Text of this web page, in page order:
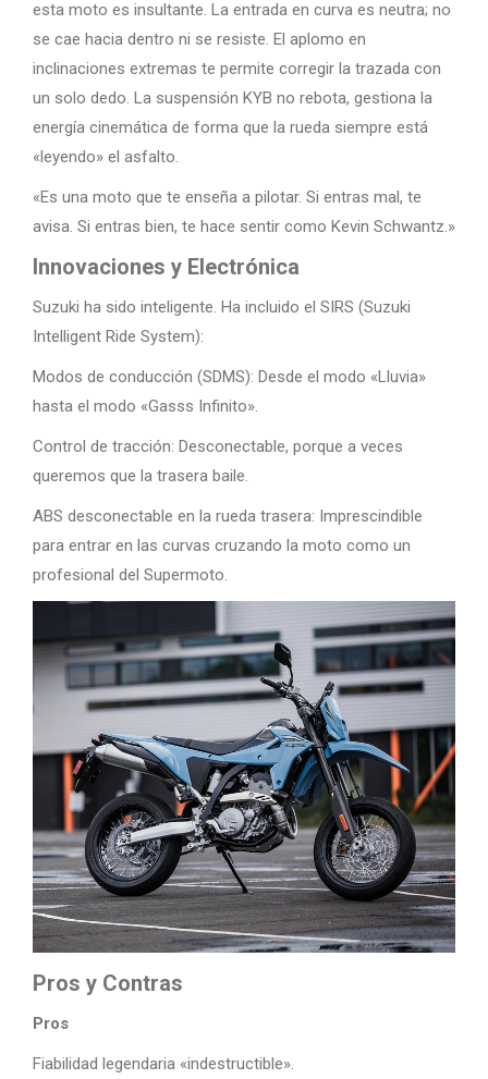
esta moto es insultante. La entrada en curva es neutra; no
se cae hacia dentro ni se resiste. El aplomo en
inclinaciones extremas te permite corregir la trazada con
un solo dedo. La suspensión KYB no rebota, gestiona la
energía cinemática de forma que la rueda siempre está
«leyendo» el asfalto.
«Es una moto que te enseña a pilotar. Si entras mal, te
avisa. Si entras bien, te hace sentir como Kevin Schwantz.»
Innovaciones y Electrónica
Suzuki ha sido inteligente. Ha incluido el SIRS (Suzuki
Intelligent Ride System):
Modos de conducción (SDMS): Desde el modo «Lluvia»
hasta el modo «Gasss Infinito».
Control de tracción: Desconectable, porque a veces
queremos que la trasera baile.
ABS desconectable en la rueda trasera: Imprescindible
para entrar en las curvas cruzando la moto como un
profesional del Supermoto.
Pros y Contras
Pros
Fiabilidad legendaria «indestructible».